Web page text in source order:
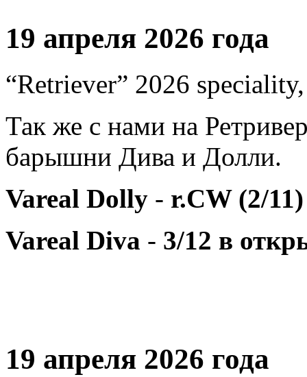
19 апреля 2026 года
“Retriever” 2026
Так же с нами на
барышни Дива и Долли.
Vareal Dolly - r.CW (2/
Vareal Diva - 3/12 в
19 апреля 2026 года